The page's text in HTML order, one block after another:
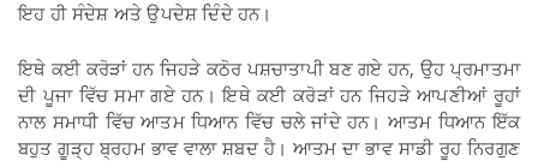
ਇਹ ਹੀ ਸੰਦੇਸ਼ ਅਤੇ ਉਪਦੇਸ਼ ਦਿੰਦੇ ਹਨ।
ਇਥੇ ਕਈ ਕਰੋੜਾਂ ਹਨ ਜਿਹੜੇ ਕਠੋਰ ਪਸ਼ਚਾਤਾਪੀ ਬਣ ਗਏ ਹਨ, ਉਹ ਪ੍ਰਮਾਤਮਾ
ਦੀ ਪੂਜਾ ਵਿੱਚ ਸਮਾ ਗਏ ਹਨ। ਇਥੇ ਕਈ ਕਰੋੜਾਂ ਹਨ ਜਿਹੜੇ ਆਪਣੀਆਂ ਰੂਹਾਂ
ਨਾਲ ਸਮਾਧੀ ਵਿੱਚ ਆਤਮ ਧਿਆਨ ਵਿੱਚ ਚਲੇ ਜਾਂਦੇ ਹਨ। ਆਤਮ ਧਿਆਨ ਇੱਕ
ਬਹੁਤ ਗੂੜ੍ਹ ਬ੍ਰਹਮ ਭਾਵ ਵਾਲਾ ਸ਼ਬਦ ਹੈ। ਆਤਮ ਦਾ ਭਾਵ ਸਾਡੀ ਰੂਹ ਨਿਰਗੁਣ